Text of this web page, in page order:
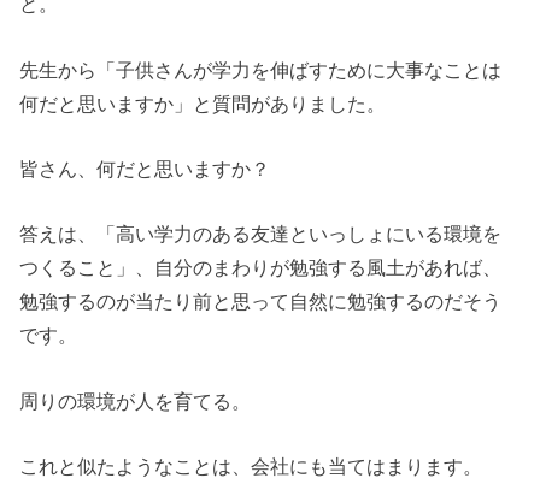
先生から「子供さんが学力を伸ばすために大事なことは
何だと思いますか」と質問がありました。
皆さん、何だと思いますか？
答えは、「高い学力のある友達といっしょにいる環境を
つくること」、自分のまわりが勉強する風土があれば、
勉強するのが当たり前と思って自然に勉強するのだそう
です。
周りの環境が人を育てる。
これと似たようなことは、会社にも当てはまります。